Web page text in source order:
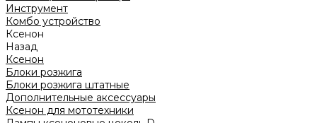
Инструмент
Комбо устройство
Ксенон
Назад
Ксенон
Блоки розжига
Блоки розжига штатные
Дополнительные аксессуары
Ксенон для мототехники